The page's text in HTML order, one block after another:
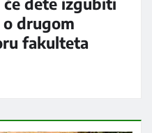
drugom
fakulteta